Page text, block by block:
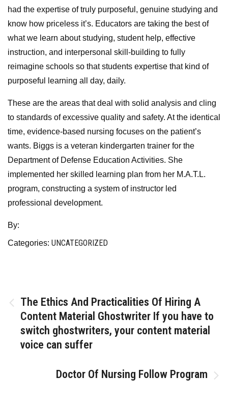
had the expertise of truly purposeful, genuine studying and
know how priceless it’s. Educators are taking the best of
what we learn about studying, student help, effective
instruction, and interpersonal skill-building to fully
reimagine schools so that students expertise that kind of
purposeful learning all day, daily.
These are the areas that deal with solid analysis and cling
to standards of excessive quality and safety. At the identical
time, evidence-based nursing focuses on the patient’s
wants. Biggs is a veteran kindergarten trainer for the
Department of Defense Education Activities. She
implemented her skilled learning plan from her M.A.T.L.
program, constructing a system of instructor led
professional development.
By:
Categories: UNCATEGORIZED
Post
navigation
The Ethics And Practicalities Of Hiring A
Content Material Ghostwriter If you have to
switch ghostwriters, your content material
voice can suffer
Doctor Of Nursing Follow Program